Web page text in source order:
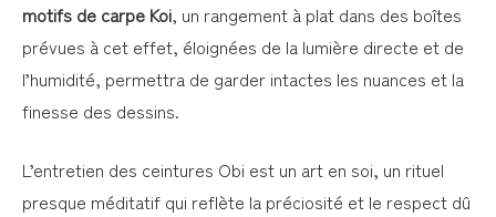
motifs de carpe Koi, un rangement à plat dans des boîtes
prévues à cet effet, éloignées de la lumière directe et de
l’humidité, permettra de garder intactes les nuances et la
finesse des dessins.
L’entretien des ceintures Obi est un art en soi, un rituel
presque méditatif qui reflète la préciosité et le respect dû